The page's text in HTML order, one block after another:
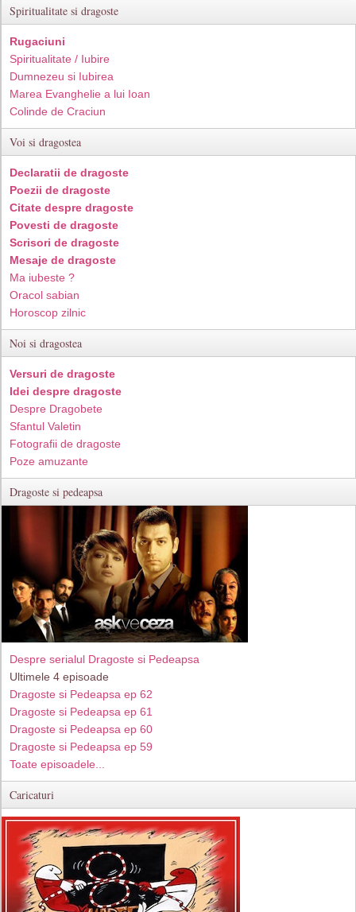
Spiritualitate si dragoste
Rugaciuni
Spiritualitate / Iubire
Dumnezeu si Iubirea
Marea Evanghelie a lui Ioan
Colinde de Craciun
Voi si dragostea
Declaratii de dragoste
Poezii de dragoste
Citate despre dragoste
Povesti de dragoste
Scrisori de dragoste
Mesaje de dragoste
Ma iubeste ?
Oracol sabian
Horoscop zilnic
Noi si dragostea
Versuri de dragoste
Idei despre dragoste
Despre Dragobete
Sfantul Valetin
Fotografii de dragoste
Poze amuzante
Dragoste si pedeapsa
Despre serialul Dragoste si Pedeapsa
Ultimele 4 episoade
Dragoste si Pedeapsa ep 62
Dragoste si Pedeapsa ep 61
Dragoste si Pedeapsa ep 60
Dragoste si Pedeapsa ep 59
Toate episoadele...
Caricaturi